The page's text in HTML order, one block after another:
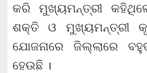
କରି ମୁଖ୍ୟମନ୍ତ୍ରୀ
ଶକ୍ତି ଓ ମୁଖ୍ୟମନ୍ତ୍ରୀ
ଯୋଜନାରେ ଜିଲ୍ଲାରେ
ହେଉଛି ।